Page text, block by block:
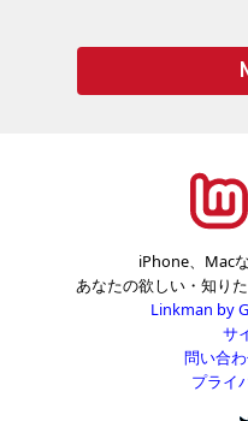
iPhone、Mac
あなたの欲しい・知り
Linkman by
サ
問い合
プライ